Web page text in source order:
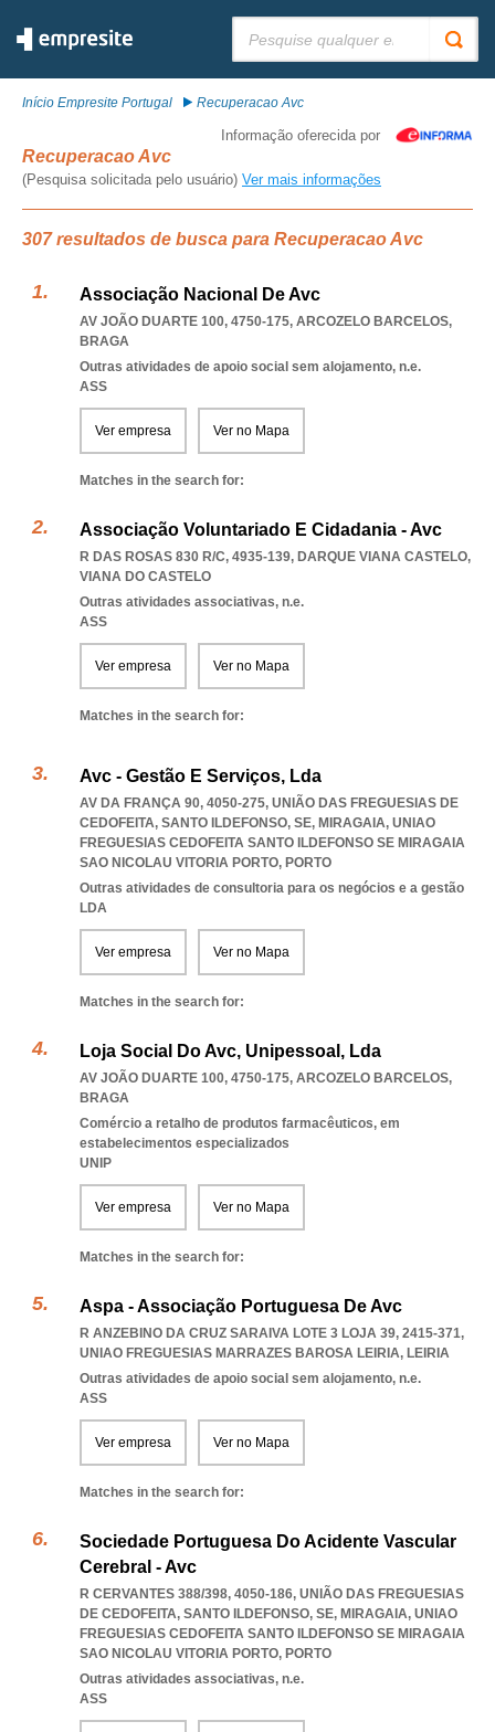
Início Empresite Portugal Recuperacao Avc
Informação oferecida por
Recuperacao Avc
(Pesquisa solicitada pelo usuário) Ver mais informações
307 resultados de busca para Recuperacao Avc
Associação Nacional De Avc
AV JOÃO DUARTE 100, 4750-175, ARCOZELO BARCELOS,
BRAGA
Outras atividades de apoio social sem alojamento, n.e.
ASS
Ver empresa Ver no Mapa
Matches in the search for:
Associação Voluntariado E Cidadania - Avc
R DAS ROSAS 830 R/C, 4935-139, DARQUE VIANA CASTELO,
VIANA DO CASTELO
Outras atividades associativas, n.e.
ASS
Ver empresa Ver no Mapa
Matches in the search for:
Avc - Gestão E Serviços, Lda
AV DA FRANÇA 90, 4050-275, UNIÃO DAS FREGUESIAS DE
CEDOFEITA, SANTO ILDEFONSO, SE, MIRAGAIA, UNIAO
FREGUESIAS CEDOFEITA SANTO ILDEFONSO SE MIRAGAIA
SAO NICOLAU VITORIA PORTO, PORTO
Outras atividades de consultoria para os negócios e a gestão
LDA
Ver empresa Ver no Mapa
Matches in the search for:
Loja Social Do Avc, Unipessoal, Lda
AV JOÃO DUARTE 100, 4750-175, ARCOZELO BARCELOS,
BRAGA
Comércio a retalho de produtos farmacêuticos, em
estabelecimentos especializados
UNIP
Ver empresa Ver no Mapa
Matches in the search for:
Aspa - Associação Portuguesa De Avc
R ANZEBINO DA CRUZ SARAIVA LOTE 3 LOJA 39, 2415-371,
UNIAO FREGUESIAS MARRAZES BAROSA LEIRIA, LEIRIA
Outras atividades de apoio social sem alojamento, n.e.
ASS
Ver empresa Ver no Mapa
Matches in the search for:
Sociedade Portuguesa Do Acidente Vascular
Cerebral - Avc
R CERVANTES 388/398, 4050-186, UNIÃO DAS FREGUESIAS
DE CEDOFEITA, SANTO ILDEFONSO, SE, MIRAGAIA, UNIAO
FREGUESIAS CEDOFEITA SANTO ILDEFONSO SE MIRAGAIA
SAO NICOLAU VITORIA PORTO, PORTO
Outras atividades associativas, n.e.
ASS